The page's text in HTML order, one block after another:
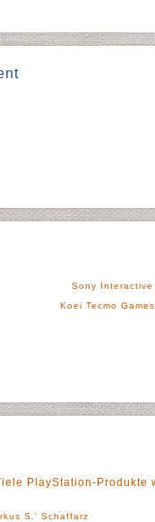
Sony
Koei Tecmo Games
PlayStation-Produkte
S.' Schaffarz